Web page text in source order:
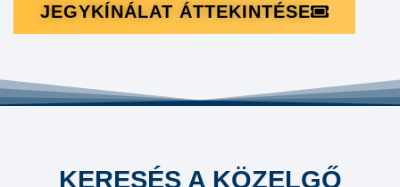
JEGYKÍNÁLAT ÁTTEKINTÉSE
KERESÉS A KÖZELGŐ